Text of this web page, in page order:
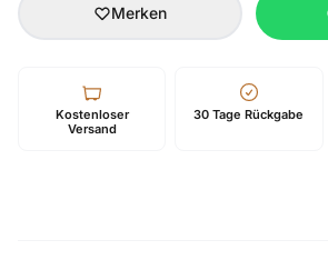
Merken
Kostenloser
Versand
30 Tage Rückgabe